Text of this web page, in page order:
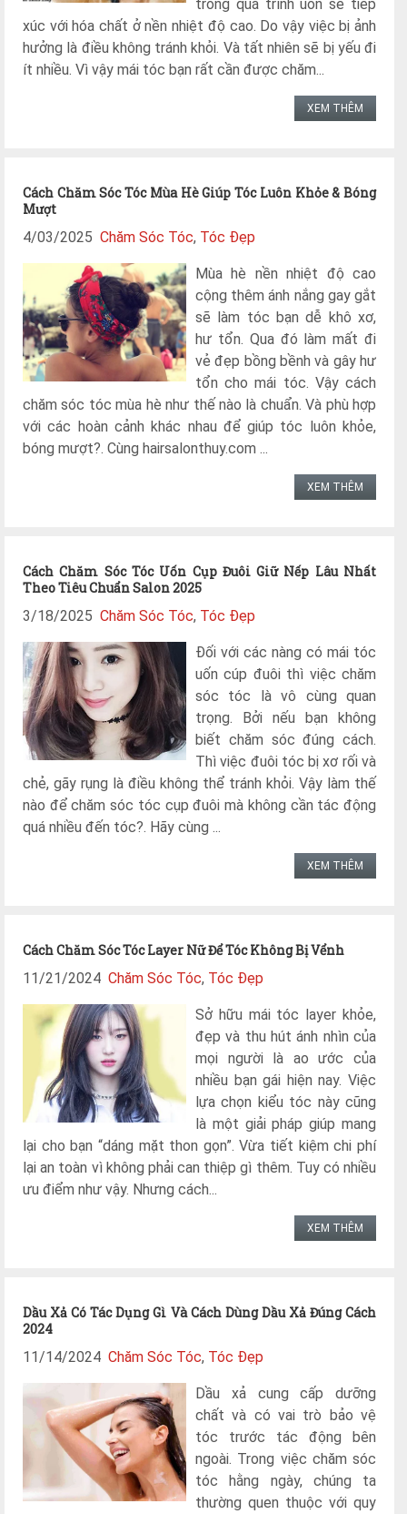
trong quá trình uốn sẽ tiếp
xúc với hóa chất ở nền nhiệt độ cao. Do vậy việc bị ảnh
hưởng là điều không tránh khỏi. Và tất nhiên sẽ bị yếu đi
ít nhiều. Vì vậy mái tóc bạn rất cần được chăm...
XEM THÊM
Cách Chăm Sóc Tóc Mùa Hè Giúp Tóc Luôn Khỏe & Bóng
Mượt
4/03/2025 Chăm Sóc Tóc, Tóc Đẹp
Mùa hè nền nhiệt độ cao
cộng thêm ánh nắng gay gắt
sẽ làm tóc bạn dễ khô xơ,
hư tổn. Qua đó làm mất đi
vẻ đẹp bồng bềnh và gây hư
tổn cho mái tóc. Vậy cách
chăm sóc tóc mùa hè như thế nào là chuẩn. Và phù hợp
với các hoàn cảnh khác nhau để giúp tóc luôn khỏe,
bóng mượt?. Cùng hairsalonthuy.com ...
XEM THÊM
Cách Chăm Sóc Tóc Uốn Cụp Đuôi Giữ Nếp Lâu Nhất
Theo Tiêu Chuẩn Salon 2025
3/18/2025 Chăm Sóc Tóc, Tóc Đẹp
Đối với các nàng có mái tóc
uốn cúp đuôi thì việc chăm
sóc tóc là vô cùng quan
trọng. Bởi nếu bạn không
biết chăm sóc đúng cách.
Thì việc đuôi tóc bị xơ rối và
chẻ, gãy rụng là điều không thể tránh khỏi. Vậy làm thế
nào để chăm sóc tóc cụp đuôi mà không cần tác động
quá nhiều đến tóc?. Hãy cùng ...
XEM THÊM
Cách Chăm Sóc Tóc Layer Nữ Để Tóc Không Bị Vểnh
11/21/2024 Chăm Sóc Tóc, Tóc Đẹp
Sở hữu mái tóc layer khỏe,
đẹp và thu hút ánh nhìn của
mọi người là ao ước của
nhiều bạn gái hiện nay. Việc
lựa chọn kiểu tóc này cũng
là một giải pháp giúp mang
lại cho bạn “dáng mặt thon gọn”. Vừa tiết kiệm chi phí
lại an toàn vì không phải can thiệp gì thêm. Tuy có nhiều
ưu điểm như vậy. Nhưng cách...
XEM THÊM
Dầu Xả Có Tác Dụng Gì Và Cách Dùng Dầu Xả Đúng Cách
2024
11/14/2024 Chăm Sóc Tóc, Tóc Đẹp
Dầu xả cung cấp dưỡng
chất và có vai trò bảo vệ
tóc trước tác động bên
ngoài. Trong việc chăm sóc
tóc hằng ngày, chúng ta
thường quen thuộc với quy